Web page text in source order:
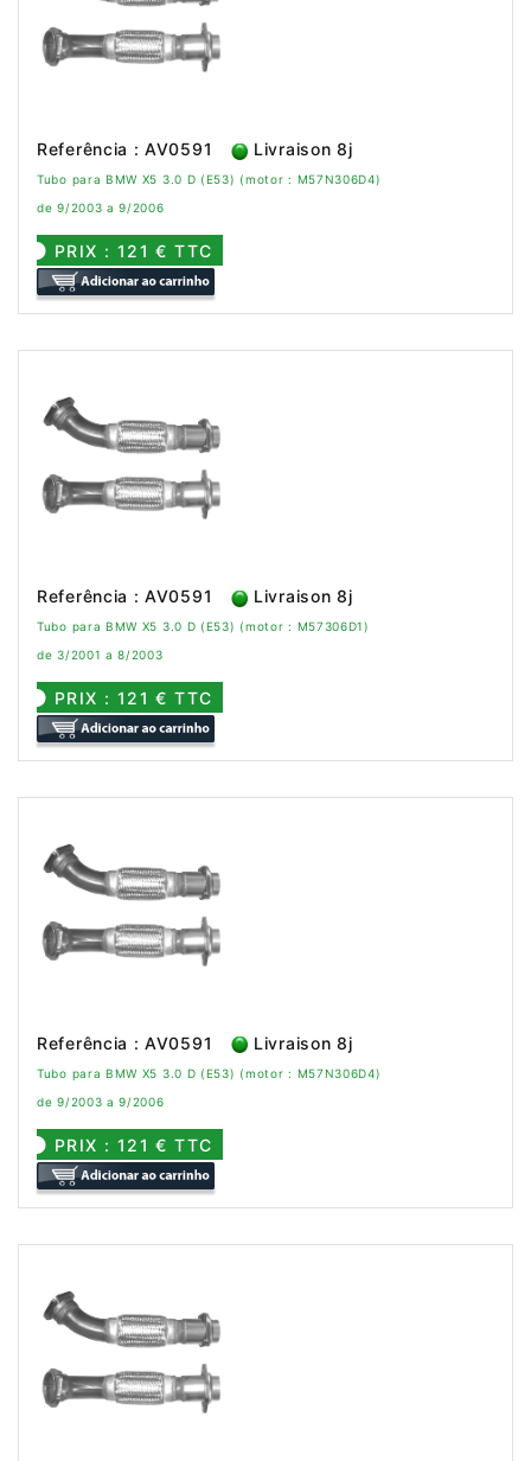
Referência : AV0591 Livraison 8j
Tubo para BMW X5 3.0 D (E53) (motor : M57N306D4)
de 9/2003 a 9/2006
PRIX : 121 € TTC
Referência : AV0591 Livraison 8j
Tubo para BMW X5 3.0 D (E53) (motor : M57306D1)
de 3/2001 a 8/2003
PRIX : 121 € TTC
Referência : AV0591 Livraison 8j
Tubo para BMW X5 3.0 D (E53) (motor : M57N306D4)
de 9/2003 a 9/2006
PRIX : 121 € TTC